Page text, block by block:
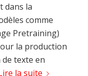
dans la
comme
Pretraining)
la production
texte en
la suite